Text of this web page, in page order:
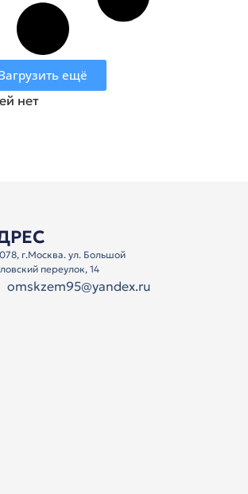
ещё
нет
г.Москва. ул. Большой
переулок, 14
omskzem95@yandex.ru